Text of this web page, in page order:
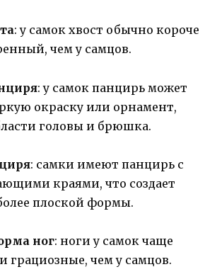
: у самок хвост обычно короче
чем у самцов.
: у самок панцирь может
окраску или орнамент,
головы и брюшка.
: самки имеют панцирь с
краями, что создает
плоской формы.
ног: ноги у самок чаще
грациозные, чем у самцов.